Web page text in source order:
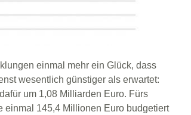
einmal mehr ein Glück, dass
wesentlich günstiger als erwartet:
um 1,08 Milliarden Euro. Fürs
einmal 145,4 Millionen Euro budgetiert